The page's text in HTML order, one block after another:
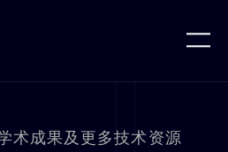
术成果及更多技术资源